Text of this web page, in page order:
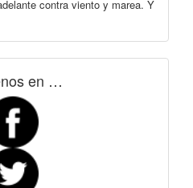
contra viento y marea. Y
en …